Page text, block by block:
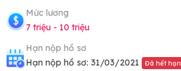
Mức lương
7 triệu - 10 triệu
Hạn nộp hồ sơ
Hạn nộp hồ sơ: 31/03/2021
Đã hết hạn